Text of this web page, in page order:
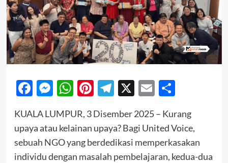
Facebook
Messenger
WhatsApp
Pinterest
Telegram
X EmailShare
KUALA LUMPUR, 3 Disember 2025 – Kurang
upaya atau kelainan upaya? Bagi United Voice,
sebuah NGO yang berdedikasi memperkasakan
individu dengan masalah pembelajaran, kedua-dua